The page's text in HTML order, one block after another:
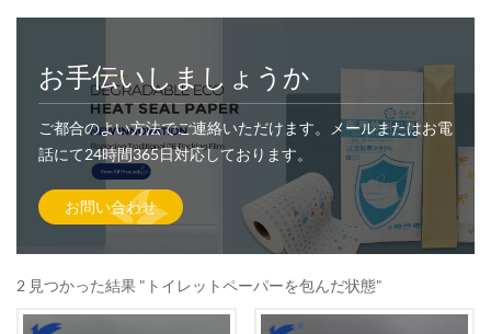
お手伝いしましょうか
ご都合のよい方法でご連絡いただけます。メールまたはお電
話にて24時間365日対応しております。
お問い合わせ
2 見つかった結果 "トイレットペーパーを包んだ状態"